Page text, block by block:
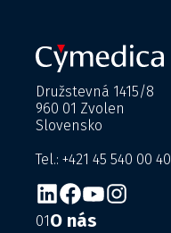
Družstevná 1415/8
960 01 Zvolen
Slovensko
Tel.: +421 45 540 00 40
01O nás